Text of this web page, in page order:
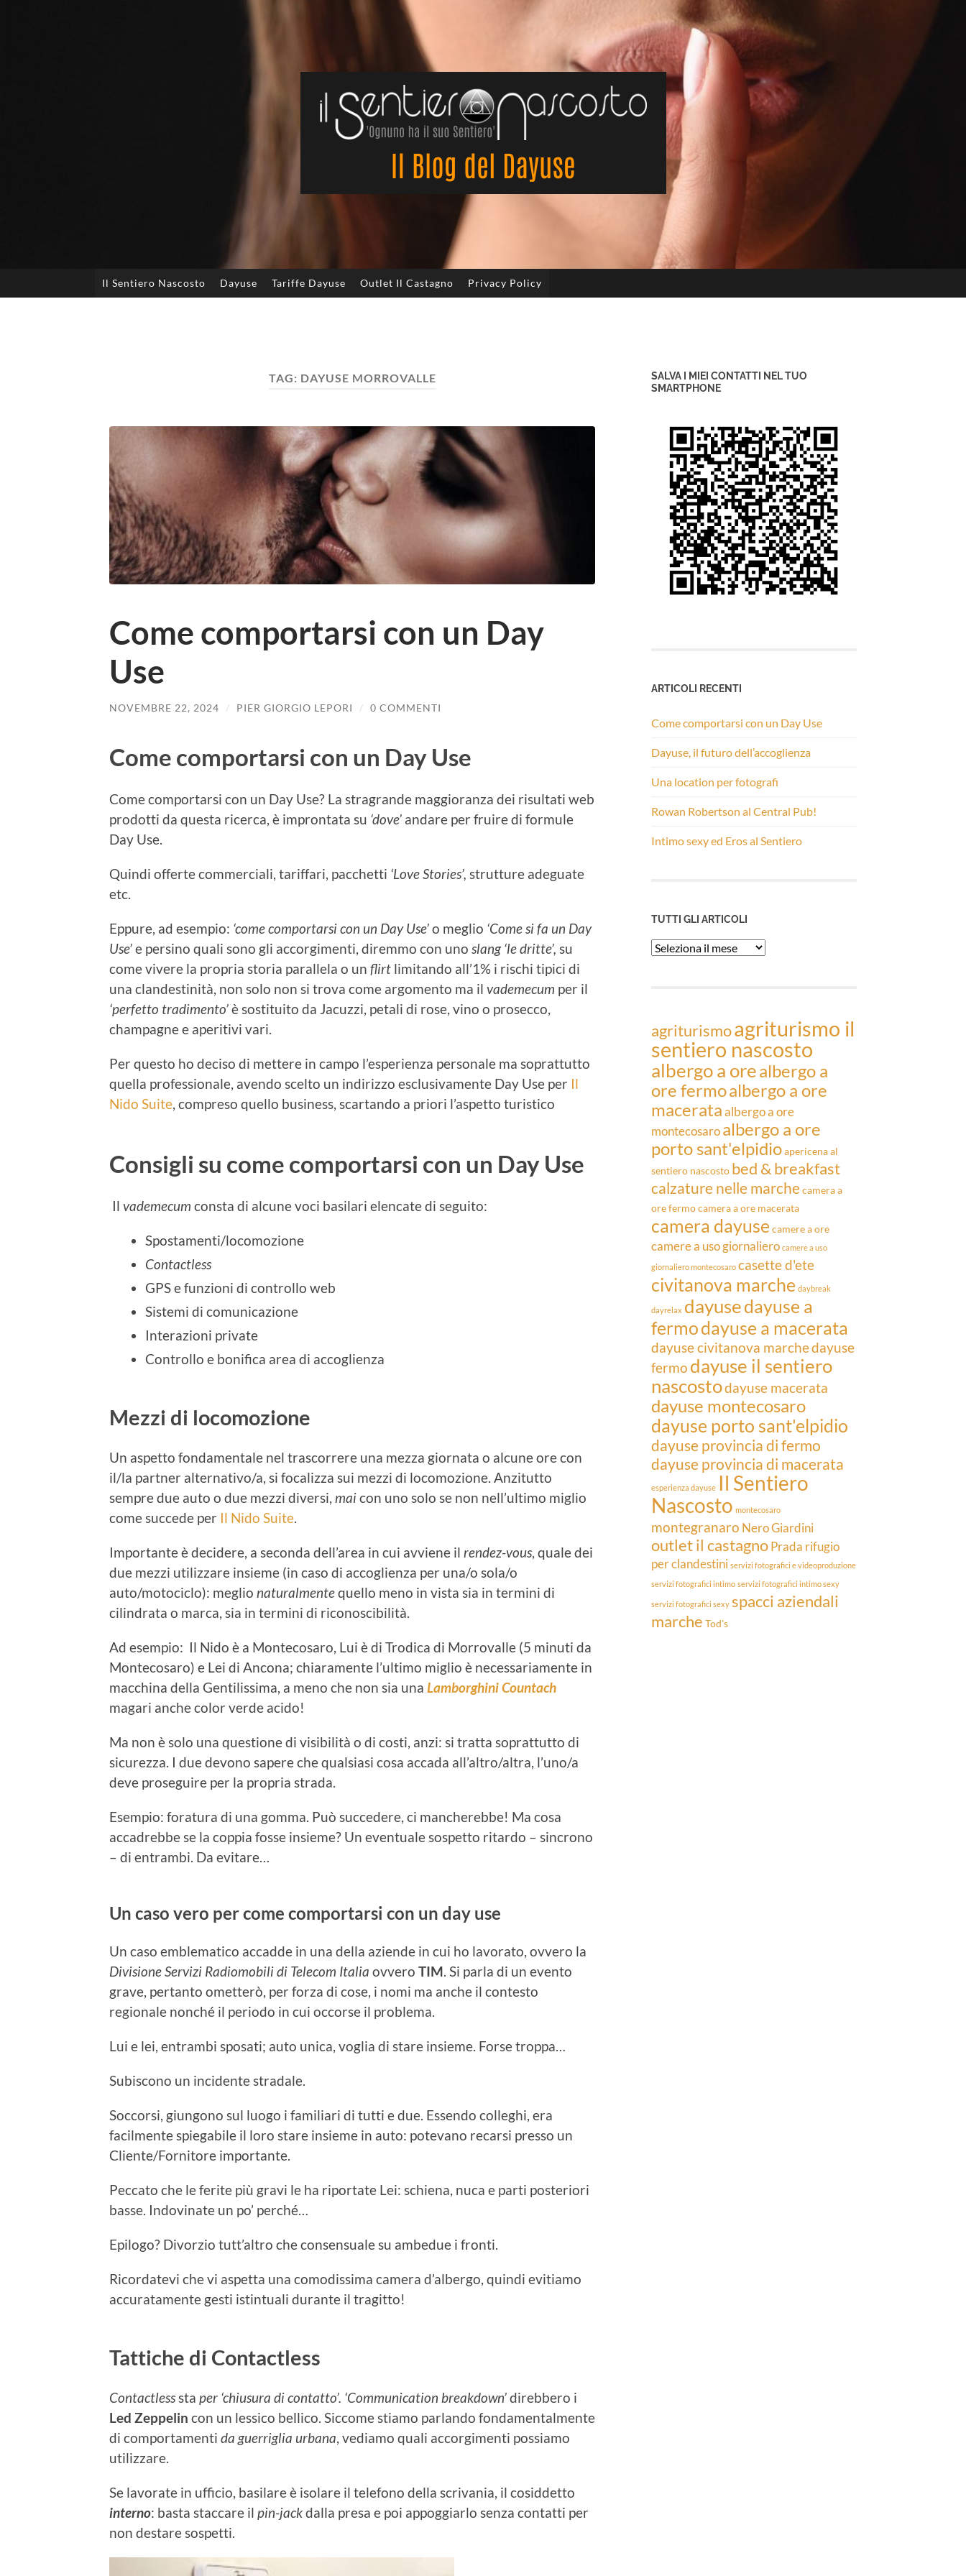
Il Sentiero Nascosto Dayuse Tariffe Dayuse Outlet Il Castagno Privacy Policy
TAG: DAYUSE MORROVALLE
Come comportarsi con un Day
Use
NOVEMBRE 22, 2024 / PIER GIORGIO LEPORI / 0 COMMENTI
Come comportarsi con un Day Use
Come comportarsi con un Day Use? La stragrande maggioranza dei risultati web
prodotti da questa ricerca, è improntata su ‘dove’ andare per fruire di formule
Day Use.
Quindi offerte commerciali, tariffari, pacchetti ‘Love Stories’, strutture adeguate
etc.
Eppure, ad esempio: ‘come comportarsi con un Day Use’o meglio ‘Come si fa un Day
Use’e persino quali sono gli accorgimenti, diremmo con uno slang ‘le dritte’, su
come vivere la propria storia parallela o un flirt limitando all’1% i rischi tipici di
una clandestinità, non solo non si trova come argomento ma il vademecum per il
‘perfetto tradimento’è sostituito da Jacuzzi, petali di rose, vino o prosecco,
champagne e aperitivi vari.
Per questo ho deciso di mettere in campo l’esperienza personale ma soprattutto
quella professionale, avendo scelto un indirizzo esclusivamente Day Use per Il
Nido Suite, compreso quello business, scartando a priori l’aspetto turistico
Consigli su come comportarsi con un Day Use
Il vademecum consta di alcune voci basilari elencate di seguito:
Spostamenti/locomozione
Contactless
GPS e funzioni di controllo web
Sistemi di comunicazione
Interazioni private
Controllo e bonifica area di accoglienza
Mezzi di locomozione
Un aspetto fondamentale nel trascorrere una mezza giornata o alcune ore con
il/la partner alternativo/a, si focalizza sui mezzi di locomozione. Anzitutto
sempre due auto o due mezzi diversi, maicon uno solo se non nell’ultimo miglio
come succede per Il Nido Suite.
Importante è decidere, a seconda dell’area in cui avviene il rendez-vous, quale dei
due mezzi utilizzare insieme (in caso di accoglienza per una/o sola/o
auto/motociclo): meglio naturalmentequello meno in vista sia in termini di
cilindrata o marca, sia in termini di riconoscibilità.
Ad esempio: Il Nido è a Montecosaro, Lui è di Trodica di Morrovalle (5 minuti da
Montecosaro) e Lei di Ancona; chiaramente l’ultimo miglio è necessariamente in
macchina della Gentilissima, a meno che non sia una Lamborghini Countach
magari anche color verde acido!
Ma non è solo una questione di visibilità o di costi, anzi: si tratta soprattutto di
sicurezza. I due devono sapere che qualsiasi cosa accada all’altro/altra, l’uno/a
deve proseguire per la propria strada.
Esempio: foratura di una gomma. Può succedere, ci mancherebbe! Ma cosa
accadrebbe se la coppia fosse insieme? Un eventuale sospetto ritardo – sincrono
– di entrambi. Da evitare…
Un caso vero per come comportarsi con un day use
Un caso emblematico accadde in una della aziende in cui ho lavorato, ovvero la
Divisione Servizi Radiomobili di Telecom Italia ovvero TIM. Si parla di un evento
grave, pertanto ometterò, per forza di cose, i nomi ma anche il contesto
regionale nonché il periodo in cui occorse il problema.
Lui e lei, entrambi sposati; auto unica, voglia di stare insieme. Forse troppa…
Subiscono un incidente stradale.
Soccorsi, giungono sul luogo i familiari di tutti e due. Essendo colleghi, era
facilmente spiegabile il loro stare insieme in auto: potevano recarsi presso un
Cliente/Fornitore importante.
Peccato che le ferite più gravi le ha riportate Lei: schiena, nuca e parti posteriori
basse. Indovinate un po’ perché…
Epilogo? Divorzio tutt’altro che consensuale su ambedue i fronti.
Ricordatevi che vi aspetta una comodissima camera d’albergo, quindi evitiamo
accuratamente gesti istintuali durante il tragitto!
Tattiche di Contactless
Contactlesssta per ‘chiusura di contatto’. ‘Communication breakdown’direbbero i
Led Zeppelin con un lessico bellico. Siccome stiamo parlando fondamentalmente
di comportamenti da guerriglia urbana, vediamo quali accorgimenti possiamo
utilizzare.
Se lavorate in ufficio, basilare è isolare il telefono della scrivania, il cosiddetto
interno: basta staccare il pin-jackdalla presa e poi appoggiarlo senza contatti per
non destare sospetti.
SALVA I MIEI CONTATTI NEL TUO
SMARTPHONE
ARTICOLI RECENTI
Come comportarsi con un Day Use
Dayuse, il futuro dell’accoglienza
Una location per fotografi
Rowan Robertson al Central Pub!
Intimo sexy ed Eros al Sentiero
TUTTI GLI ARTICOLI
Tutti
agriturismoagriturismo il
sentiero nascosto
albergo a orealbergo a
ore fermoalbergo a ore
macerataalbergo a ore
montecosaroalbergo a ore
porto sant'elpidioapericena al
sentiero nascosto bed & breakfast
calzature nelle marchecamera a
ore fermocamera a ore macerata
camera dayuse camere a ore
camere a uso giornaliero camere a uso
giornaliero montecosaro casette d'ete
civitanova marche daybreak
dayrelax dayusedayuse a
fermodayuse a macerata
dayuse civitanova marchedayuse
fermo dayuse il sentiero
nascostodayuse macerata
dayuse montecosaro
dayuse porto sant'elpidio
dayuse provincia di fermo
dayuse provincia di macerata
esperienza dayuse Il Sentiero
Nascosto montecosaro
montegranaro Nero Giardini
outlet il castagnoPrada rifugio
per clandestini servizi fotografici e videoproduzione
servizi fotografici intimo servizi fotografici intimo sexy
servizi fotografici sexy spacci aziendali
marche Tod's